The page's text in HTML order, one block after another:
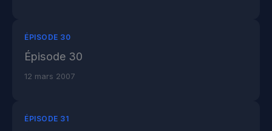
ÉPISODE 30
Épisode 30
12 mars 2007
ÉPISODE 31